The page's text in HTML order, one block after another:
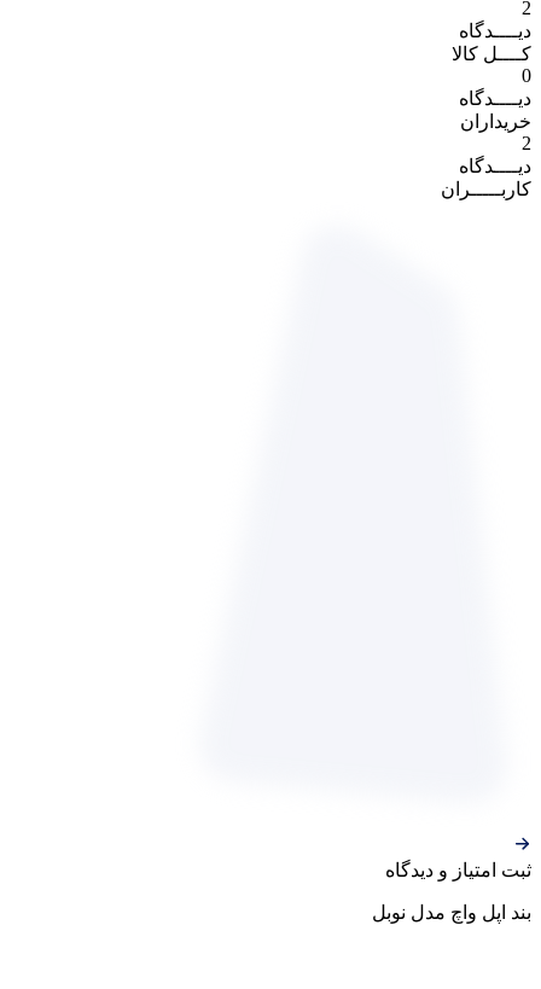
2
دیــــدگاه
کــــل کالا
0
دیــــدگاه
خریداران
2
دیــــدگاه
کاربـــــران
ثبت‌ امتیاز‌ و‌ دیدگاه
بند اپل واچ مدل نوبل